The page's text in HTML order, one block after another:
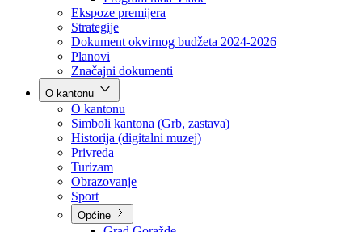
Vlada
Poslovnik
Program rada Vlade
Ekspoze premijera
Strategije
Dokument okvirnog budžeta 2024-2026
Planovi
Značajni dokumenti
O kantonu
O kantonu
Simboli kantona (Grb, zastava)
Historija (digitalni muzej)
Privreda
Turizam
Obrazovanje